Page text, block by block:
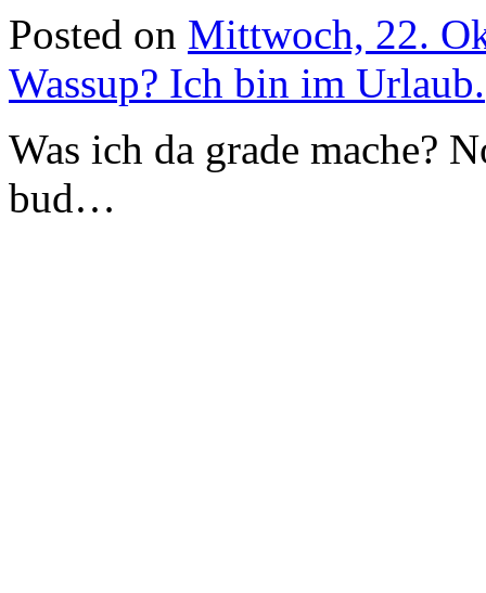
Posted on Mittwoch, 22.
Wassup? Ich bin im Urlaub.
Was ich da grade mache?
bud…